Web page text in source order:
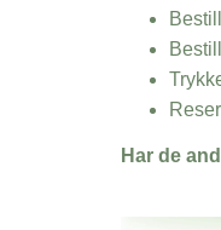
Har de